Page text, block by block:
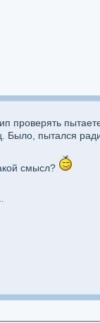
проверять
Было, пытался
смысл?